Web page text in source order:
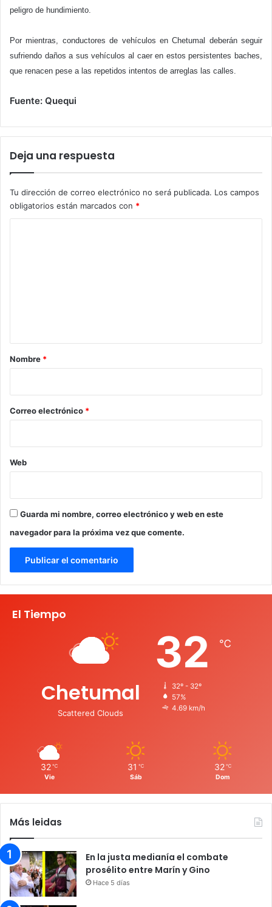
peligro de hundimiento.
Por mientras, conductores de vehículos en Chetumal deberán seguir
sufriendo daños a sus vehículos al caer en estos persistentes baches,
que renacen pese a las repetidos intentos de arreglas las calles.
Fuente: Quequi
Deja una respuesta
Tu dirección de correo electrónico no será publicada. Los campos
obligatorios están marcados con *
r
*
Nombre *
Correo electrónico *
Web
Guarda mi nombre, correo electrónico y web en este
navegador para la próxima vez que comente.
El Tiempo
Chetumal
Scattered Clouds
32 ℃
32º - 32º
57%
4.69 km/h
32 ℃
Vie
31 ℃
Sáb
32 ℃
Dom
Más leidas
En la justa medianía el combate
prosélito entre Marín y Gino
Hace 5 días